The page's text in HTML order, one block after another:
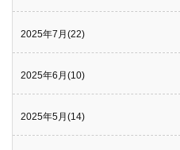
2025年7月(22)
2025年6月(10)
2025年5月(14)